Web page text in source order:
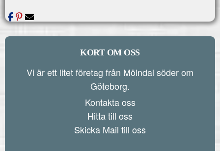
KORT OM OSS
Vi är ett litet företag från Mölndal söder om
Göteborg.
Kontakta oss
Hitta till oss
Skicka Mail till oss